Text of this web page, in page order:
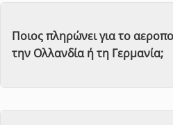
Ποιος πληρώνει για το
την Ολλανδία ή τη Γερμανία;